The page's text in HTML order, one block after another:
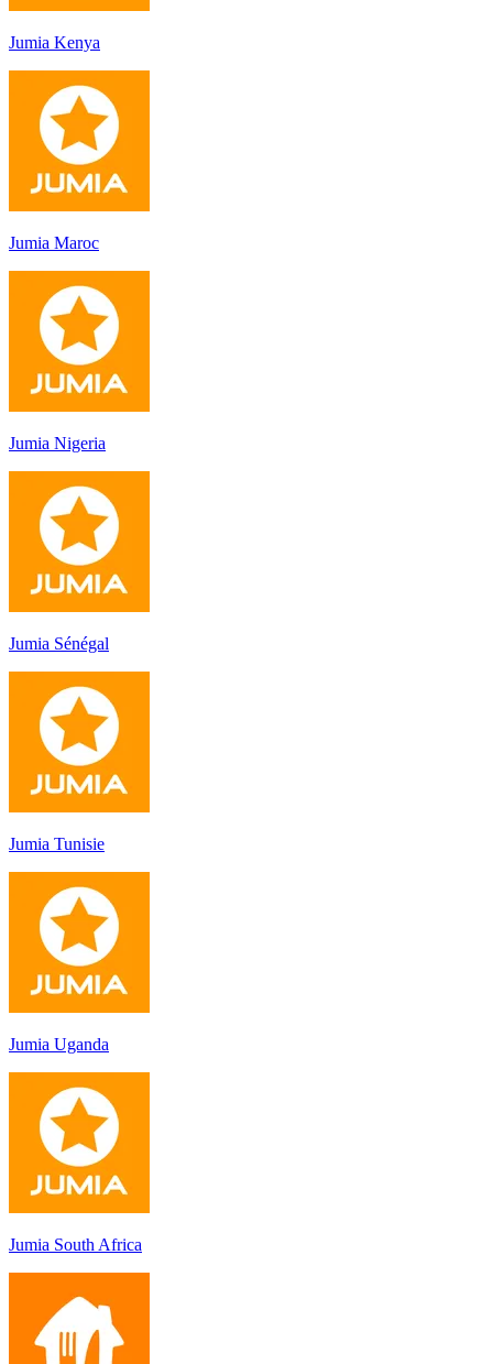
Jumia Kenya
Jumia Maroc
Jumia Nigeria
Jumia Sénégal
Jumia Tunisie
Jumia Uganda
Jumia South Africa